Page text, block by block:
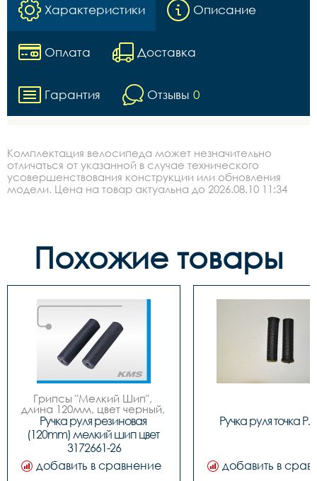
Характеристики Описание
Оплата Доставка
Гарантия Отзывы 0
Комплектация велосипеда может незначительно
отличаться от указанной в случае технического
усовершенствования конструкции или обновления
модели. Цена на товар актуальна до 2026.08.10 11:34
Похожие товары
Грипсы "Мелкий Шип",
длина 120мм, цвет черный,
завод Sshine
Ручка руля резиновая
(120mm) мелкий шип цвет
3172661-26
добавить в сравнение
Ручка руля точка
добавить в